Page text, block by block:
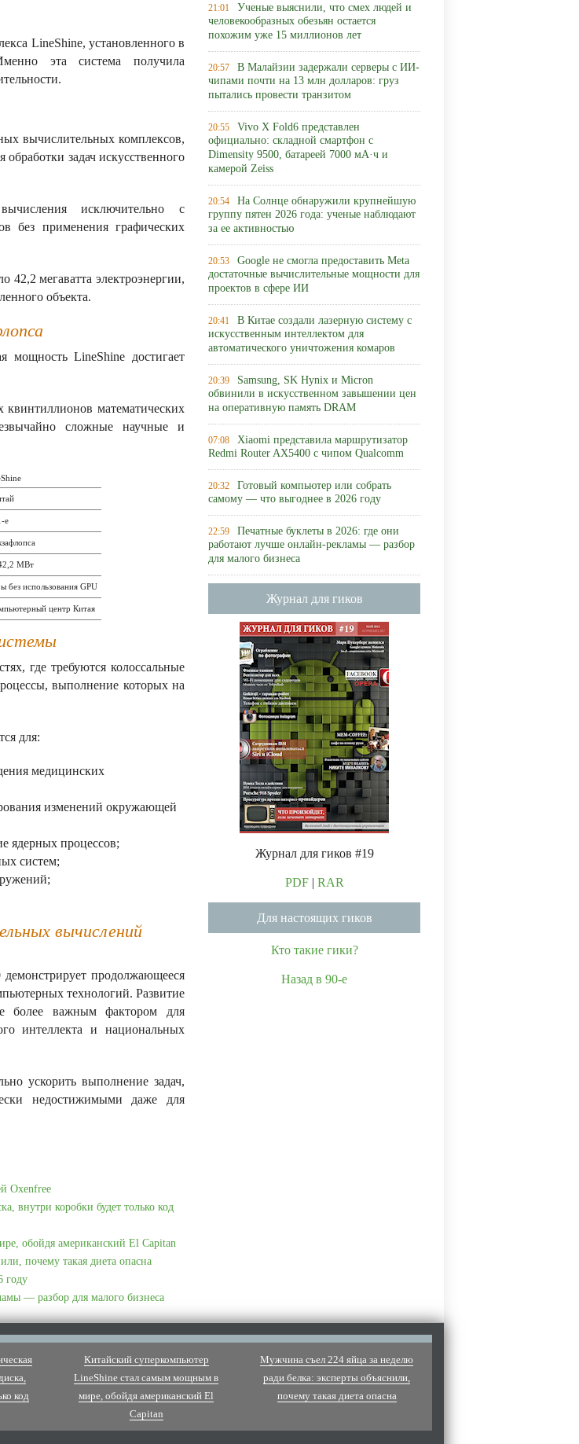
LineShine, установленного в
эта система получила
вычислительных комплексов,
задач искусственного
исключительно с
без применения графических
42,2 мегаватта электроэнергии,
объекта.
мощность LineShine достигает
квинтиллионов математических
сложные научные и
е
МВт
без использования GPU
центр Китая
где требуются колоссальные
выполнение которых на
для:
медицинских
изменений окружающей
ядерных процессов;
систем;
вычислений
продолжающееся
технологий. Развитие
более важным фактором для
интеллекта и национальных
ускорить выполнение задач,
недостижимыми даже для
Oxenfree
внутри коробки будет только код
обойдя американский El Capitan
почему такая диета опасна
году
— разбор для малого бизнеса
21:01 Ученые выяснили, что смех людей и
человекообразных обезьян остается
похожим уже 15 миллионов лет
20:57 В Малайзии задержали серверы с ИИ-
чипами почти на 13 млн долларов: груз
пытались провести транзитом
20:55 Vivo X Fold6 представлен
официально: складной смартфон с
Dimensity 9500, батареей 7000 мА·ч и
камерой Zeiss
20:54 На Солнце обнаружили крупнейшую
группу пятен 2026 года: ученые наблюдают
за ее активностью
20:53 Google не смогла предоставить Meta
достаточные вычислительные мощности для
проектов в сфере ИИ
20:41 В Китае создали лазерную систему с
искусственным интеллектом для
автоматического уничтожения комаров
20:39 Samsung, SK Hynix и Micron
обвинили в искусственном завышении цен
на оперативную память DRAM
07:08 Xiaomi представила маршрутизатор
Redmi Router AX5400 с чипом Qualcomm
20:32 Готовый компьютер или собрать
самому — что выгоднее в 2026 году
22:59 Печатные буклеты в 2026: где они
работают лучше онлайн-рекламы — разбор
для малого бизнеса
Журнал для гиков
Журнал для гиков #19
PDF| RAR
Для настоящих гиков
Кто такие гики?
Назад в 90-е
код
Китайский суперкомпьютер
LineShine стал самым мощным в
мире, обойдя американский El
Capitan
Мужчина съел 224 яйца за неделю
ради белка: эксперты объяснили,
почему такая диета опасна